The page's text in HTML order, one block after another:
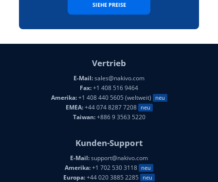
SIEHE PREISE
Vertrieb
E-Mail:sales@nakivo.com
Fax:+1 408 516 9464
Amerika:+1 408 440 5605 (weltweit) neu
EMEA:+44 074 8287 7208 neu
Taiwan:+886 9 3563 5220
Kunden-Support
E-Mail:support@nakivo.com
Amerika:+1 702 530 3118 neu
Europa:+44 020 3885 2285 neu